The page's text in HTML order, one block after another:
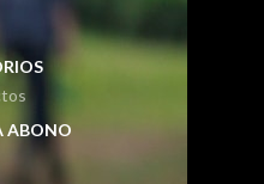
ABONO